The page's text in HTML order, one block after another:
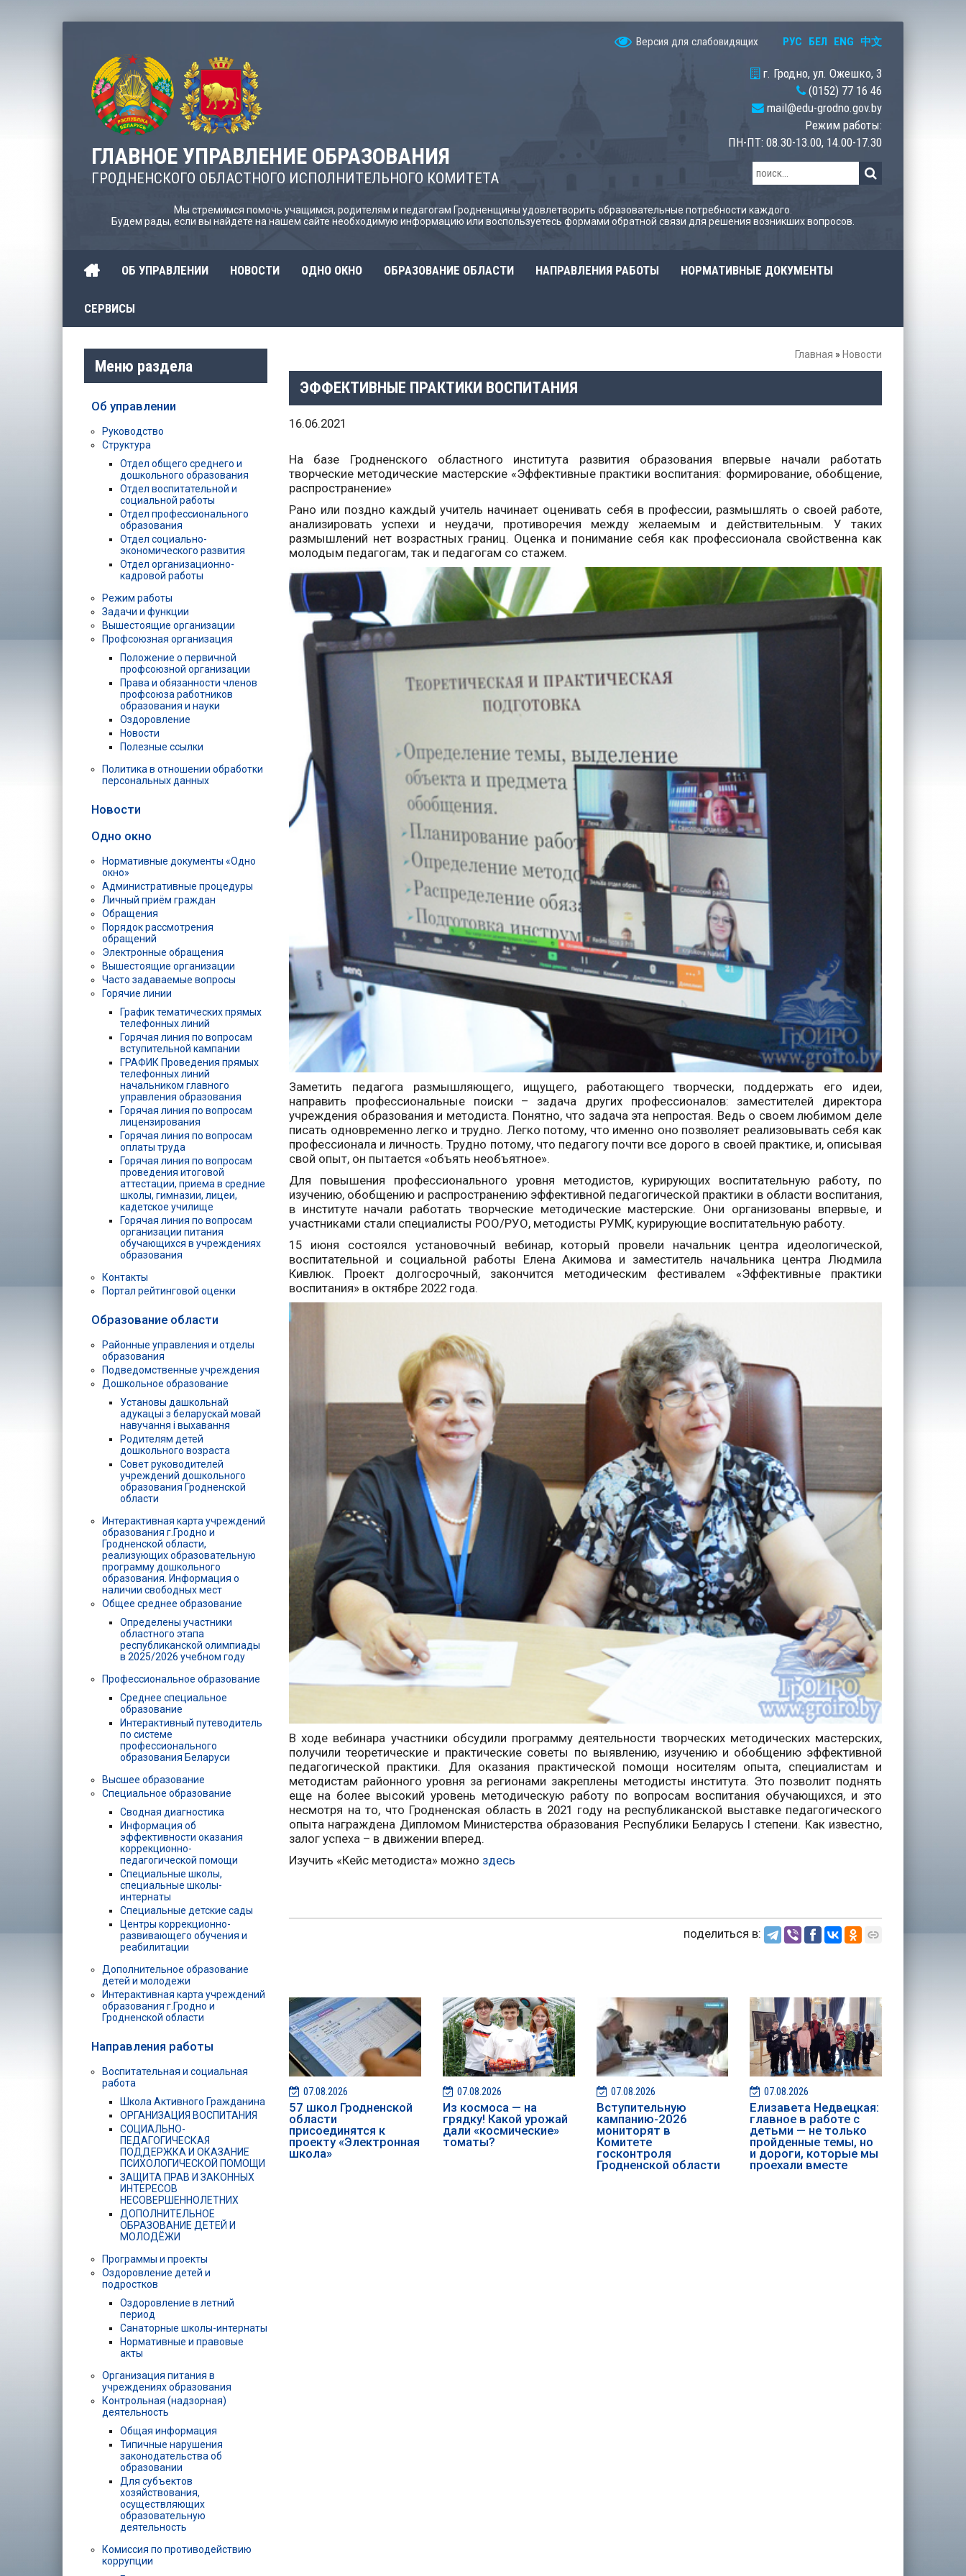
Версия для слабовидящих РУС БЕЛ ENG 中文
ГЛАВНОЕ УПРАВЛЕНИЕ ОБРАЗОВАНИЯ
ГРОДНЕНСКОГО ОБЛАСТНОГО ИСПОЛНИТЕЛЬНОГО КОМИТЕТА
г. Гродно, ул. Ожешко, 3
(0152) 77 16 46
mail@edu-grodno.gov.by
Режим работы:
ПН-ПТ: 08.30-13.00, 14.00-17.30
Мы стремимся помочь учащимся, родителям и педагогам Гродненщины удовлетворить образовательные потребности каждого.
Будем рады, если вы найдете на нашем сайте необходимую информацию или воспользуетесь формами обратной связи для решения возникших вопросов.
ОБ УПРАВЛЕНИИ НОВОСТИ ОДНО ОКНО ОБРАЗОВАНИЕ ОБЛАСТИ НАПРАВЛЕНИЯ РАБОТЫ НОРМАТИВНЫЕ ДОКУМЕНТЫ
СЕРВИСЫ
Главная » Новости
ЭФФЕКТИВНЫЕ ПРАКТИКИ ВОСПИТАНИЯ
16.06.2021
На базе Гродненского областного института развития образования впервые начали работать
творческие методические мастерские «Эффективные практики воспитания: формирование, обобщение,
распространение»
Рано или поздно каждый учитель начинает оценивать себя в профессии, размышлять о своей работе,
анализировать успехи и неудачи, противоречия между желаемым и действительным. У таких
размышлений нет возрастных границ. Оценка и понимание себя как профессионала свойственна как
молодым педагогам, так и педагогам со стажем.
Заметить педагога размышляющего, ищущего, работающего творчески, поддержать его идеи,
направить профессиональные поиски – задача других профессионалов: заместителей директора
учреждения образования и методиста. Понятно, что задача эта непростая. Ведь о своем любимом деле
писать одновременно легко и трудно. Легко потому, что именно оно позволяет реализовывать себя как
профессионала и личность. Трудно потому, что педагогу почти все дорого в своей практике, и, описывая
свой опыт, он пытается «объять необъятное».
Для повышения профессионального уровня методистов, курирующих воспитательную работу, по
изучению, обобщению и распространению эффективной педагогической практики в области воспитания,
в институте начали работать творческие методические мастерские. Они организованы впервые, и
участниками стали специалисты РОО/РУО, методисты РУМК, курирующие воспитательную работу.
15 июня состоялся установочный вебинар, который провели начальник центра идеологической,
воспитательной и социальной работы Елена Акимова и заместитель начальника центра Людмила
Кивлюк. Проект долгосрочный, закончится методическим фестивалем «Эффективные практики
воспитания» в октябре 2022 года.
В ходе вебинара участники обсудили программу деятельности творческих методических мастерских,
получили теоретические и практические советы по выявлению, изучению и обобщению эффективной
педагогической практики. Для оказания практической помощи носителям опыта, специалистам и
методистам районного уровня за регионами закреплены методисты института. Это позволит поднять
еще на более высокий уровень методическую работу по вопросам воспитания обучающихся, и это
несмотря на то, что Гродненская область в 2021 году на республиканской выставке педагогического
опыта награждена Дипломом Министерства образования Республики Беларусь I степени. Как известно,
залог успеха – в движении вперед.
Изучить «Кейс методиста» можно здесь
поделиться в:
07.08.2026
57 школ Гродненской
области
присоединятся к
проекту «Электронная
школа»
07.08.2026
Из космоса — на
грядку! Какой урожай
дали «космические»
томаты?
07.08.2026
️️Вступительную
кампанию-2026
мониторят в
Комитете
госконтроля
Гродненской области
07.08.2026
Елизавета Недвецкая:
главное в работе с
детьми — не только
пройденные темы, но
и дороги, которые мы
проехали вместе
Меню раздела
Об управлении
Руководство
Структура
Отдел общего среднего и
дошкольного образования
Отдел воспитательной и
социальной работы
Отдел профессионального
образования
Отдел социально-
экономического развития
Отдел организационно-
кадровой работы
Режим работы
Задачи и функции
Вышестоящие организации
Профсоюзная организация
Положение о первичной
профсоюзной организации
Права и обязанности членов
профсоюза работников
образования и науки
Оздоровление
Новости
Полезные ссылки
Политика в отношении обработки
персональных данных
Новости
Одно окно
Нормативные документы «Одно
окно»
Административные процедуры
Личный приём граждан
Обращения
Порядок рассмотрения
обращений
Электронные обращения
Вышестоящие организации
Часто задаваемые вопросы
Горячие линии
График тематических прямых
телефонных линий
Горячая линия по вопросам
вступительной кампании
ГРАФИК Проведения прямых
телефонных линий
начальником главного
управления образования
Горячая линия по вопросам
лицензирования
Горячая линия по вопросам
оплаты труда
Горячая линия по вопросам
проведения итоговой
аттестации, приема в средние
школы, гимназии, лицеи,
кадетское училище
Горячая линия по вопросам
организации питания
обучающихся в учреждениях
образования
Контакты
Портал рейтинговой оценки
Образование области
Районные управления и отделы
образования
Подведомственные учреждения
Дошкольное образование
Установы дашкольнай
адукацыі з беларускай мовай
навучання і выхавання
Родителям детей
дошкольного возраста
Совет руководителей
учреждений дошкольного
образования Гродненской
области
Интерактивная карта учреждений
образования г.Гродно и
Гродненской области,
реализующих образовательную
программу дошкольного
образования. Информация о
наличии свободных мест
Общее среднее образование
Определены участники
областного этапа
республиканской олимпиады
в 2025/2026 учебном году
Профессиональное образование
Среднее специальное
образование
Интерактивный путеводитель
по системе
профессионального
образования Беларуси
Высшее образование
Специальное образование
Сводная диагностика
Информация об
эффективности оказания
коррекционно-
педагогической помощи
Специальные школы,
специальные школы-
интернаты
Специальные детские сады
Центры коррекционно-
развивающего обучения и
реабилитации
Дополнительное образование
детей и молодежи
Интерактивная карта учреждений
образования г.Гродно и
Гродненской области
Направления работы
Воспитательная и социальная
работа
Школа Активного Гражданина
ОРГАНИЗАЦИЯ ВОСПИТАНИЯ
СОЦИАЛЬНО-
ПЕДАГОГИЧЕСКАЯ
ПОДДЕРЖКА И ОКАЗАНИЕ
ПСИХОЛОГИЧЕСКОЙ ПОМОЩИ
ЗАЩИТА ПРАВ И ЗАКОННЫХ
ИНТЕРЕСОВ
НЕСОВЕРШЕННОЛЕТНИХ
ДОПОЛНИТЕЛЬНОЕ
ОБРАЗОВАНИЕ ДЕТЕЙ И
МОЛОДЁЖИ
Программы и проекты
Оздоровление детей и
подростков
Оздоровление в летний
период
Санаторные школы-интернаты
Нормативные и правовые
акты
Организация питания в
учреждениях образования
Контрольная (надзорная)
деятельность
Общая информация
Типичные нарушения
законодательства об
образовании
Для субъектов
хозяйствования,
осуществляющих
образовательную
деятельность
Комиссия по противодействию
коррупции